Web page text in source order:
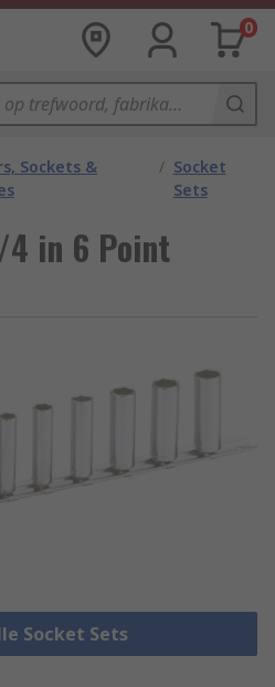
0
Sockets &
/ Socket
Sets
4 in 6 Point
Socket Sets